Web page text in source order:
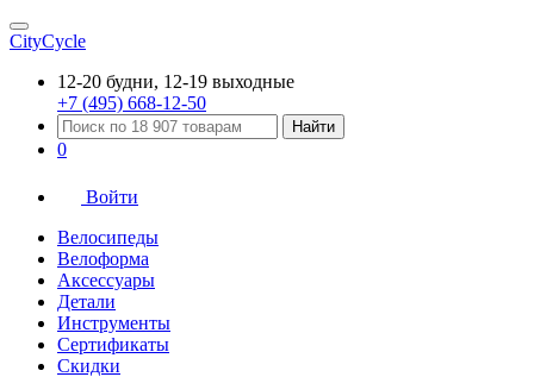
CityCycle
12-20 будни, 12-19 выходные
+7 (495) 668-12-50
Найти
0
Войти
Велосипеды
Велоформа
Аксессуары
Детали
Инструменты
Сертификаты
Скидки